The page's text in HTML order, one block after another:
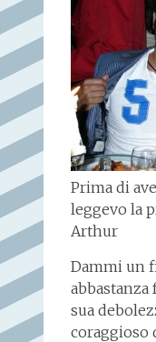
Prima di
leggevo la
Arthur
Dammi un
abbastanza
sua
coraggioso